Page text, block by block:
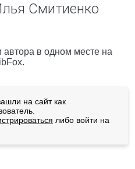
Смитиенко
автора в одном месте на
на сайт как
либо войти на